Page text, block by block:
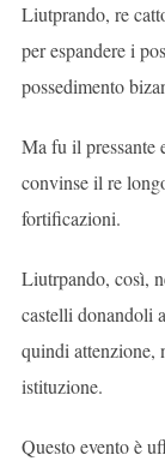
Liutprando, re
per espandere i
possedimento
Ma fu il pressante
convinse il re
fortificazioni.
Liutrpando, così,
castelli donandoli
quindi attenzione,
istituzione.
Questo evento è